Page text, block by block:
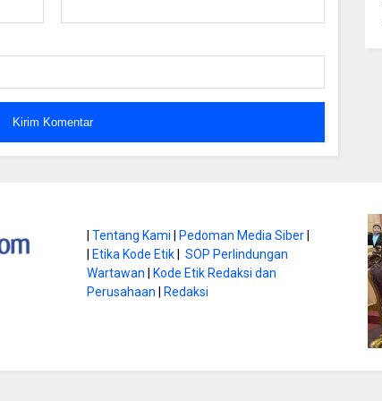
|Tentang Kami Pedoman Media Siber
Etika Kode Etik |SOP Perlindungan
Wartawan
Kode Etik Redaksi dan
Perusahaan
Redaksi
di Gunung
Ini
Literasi Jadi Bekal Utama
Siswa di Era Digital